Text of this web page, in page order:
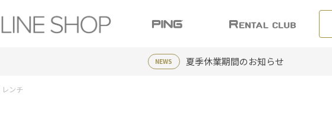
NEWS 夏季休業期間のお知らせ
レンチ